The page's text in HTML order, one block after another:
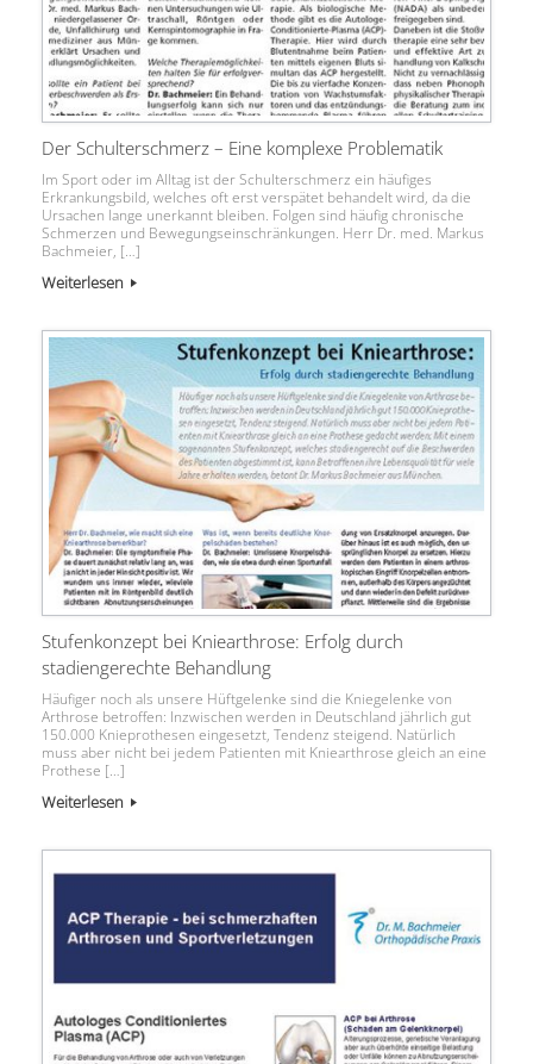
Der Schulterschmerz – Eine komplexe Problematik
Im Sport oder im Alltag ist der Schulterschmerz ein häufiges
Erkrankungsbild, welches oft erst verspätet behandelt wird, da die
Ursachen lange unerkannt bleiben. Folgen sind häufig chronische
Schmerzen und Bewegungseinschränkungen. Herr Dr. med. Markus
Bachmeier, […]
Weiterlesen
Stufenkonzept bei Kniearthrose: Erfolg durch
stadiengerechte Behandlung
Häufiger noch als unsere Hüftgelenke sind die Kniegelenke von
Arthrose betroffen: Inzwischen werden in Deutschland jährlich gut
150.000 Knieprothesen eingesetzt, Tendenz steigend. Natürlich
muss aber nicht bei jedem Patienten mit Kniearthrose gleich an eine
Prothese […]
Weiterlesen